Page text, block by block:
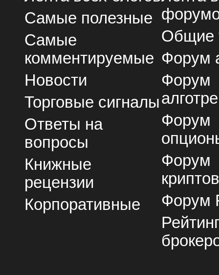
Самые полезные
Самые
комментируемые
Новости
Торговые сигналы
Ответы на
вопросы
Книжные
рецензии
Корпоративные
Общие
Форум
Форум
Форум
Форум
Форум